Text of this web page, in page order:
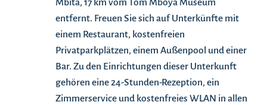
Mbita, 17 km vom Tom Mboya Museum
entfernt. Freuen Sie sich auf Unterkünfte mit
einem Restaurant, kostenfreien
Privatparkplätzen, einem Außenpool und einer
Bar. Zu den Einrichtungen dieser Unterkunft
gehören eine 24-Stunden-Rezeption, ein
Zimmerservice und kostenfreies WLAN in allen